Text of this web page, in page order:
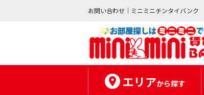
お問い合わせ｜ミニミニチンタイバンク
エリアから探す